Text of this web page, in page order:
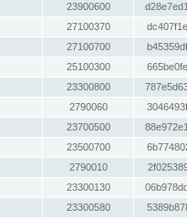
23900600
27100370
27100700
25100300
23300800
2790060
23700500
23500700
2790010
23300130
23300580